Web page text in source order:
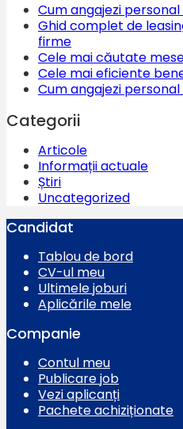
Cum angajezi
Ghid complet de
firme
Cele mai căutate
Cele mai eficiente
Cum angajezi
Categorii
Articole
Informații actuale
Știri
Uncategorized
Candidat
Tablou de bord
CV-ul meu
Ultimele joburi
Aplicările mele
Companie
Contul meu
Publicare job
Vezi aplicanți
Pachete achiziționate